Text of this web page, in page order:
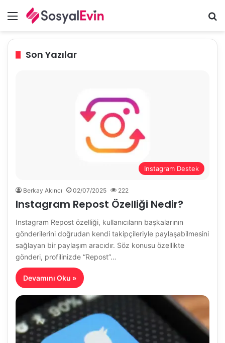
Menü
Son Yazılar
Instagram Destek
Berkay Akıncı 02/07/2025 222
Instagram Repost Özelliği Nedir?
Instagram Repost özelliği, kullanıcıların başkalarının
gönderilerini doğrudan kendi takipçileriyle paylaşabilmesini
sağlayan bir paylaşım aracıdır. Söz konusu özellikte
gönderi, profilinizde “Repost”…
Devamını Oku »